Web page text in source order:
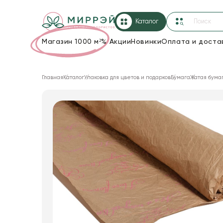
Каталог
Магазин 1000 м²%Акции НовинкиОплата и
Корзины и плетеные изделия
Коробки для цветов
Декор для дома
Лента
Товары для флористов
Пакеты для цветов и подарков
Главная КаталогУпаковка для цветов и подарковБумагаЖатая